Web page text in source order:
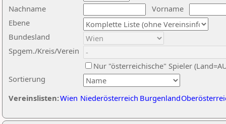
Nachname
Vorname
Ebene
Sortierung
Bundesland
Spgem./Kreis/Verein
Nur "österreichische" Spieler
Vereinslisten:Wien Niederösterreich Burgenland